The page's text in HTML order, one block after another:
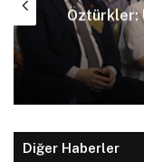
Arıklı,
Diğer Haberler